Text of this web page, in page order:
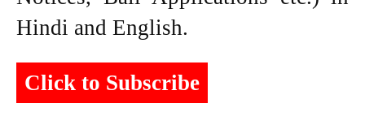
Hindi and English.
Click to Subscribe